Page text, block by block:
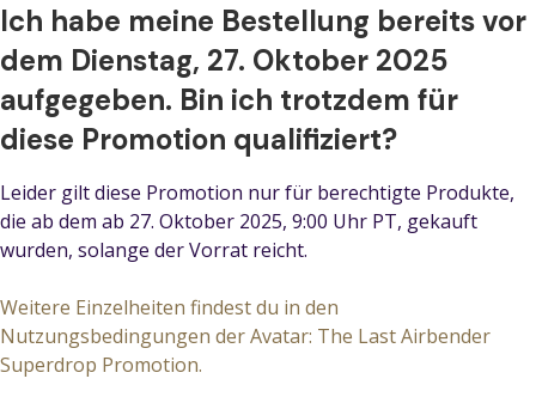
Ich habe meine Bestellung bereits vor
dem Dienstag, 27. Oktober 2025
aufgegeben. Bin ich trotzdem für
diese Promotion qualifiziert?
Leider gilt diese Promotion nur für berechtigte Produkte,
die ab dem ab 27. Oktober 2025, 9:00 Uhr PT, gekauft
wurden, solange der Vorrat reicht.
Weitere Einzelheiten findest du in den
Nutzungsbedingungen der Avatar: The Last Airbender
Superdrop Promotion.